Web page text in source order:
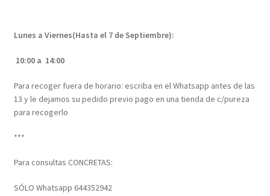
Lunes a Viernes(Hasta el 7 de Septiembre):
10:00 a 14:00
Para recoger fuera de horario: escriba en el Whatsapp antes de las
13 y le dejamos su pedido previo pago en una tienda de c/pureza
para recogerlo
***
Para consultas CONCRETAS:
SÓLO Whatsapp 644352942